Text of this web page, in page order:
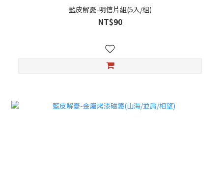
藍皮解憂-明信片組(5入/組)
NT$90